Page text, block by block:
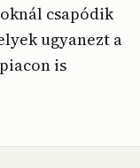
csapódik
ugyanezt a
is